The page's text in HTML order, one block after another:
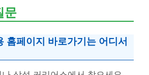
문
홈페이지 바로가기는 어디서